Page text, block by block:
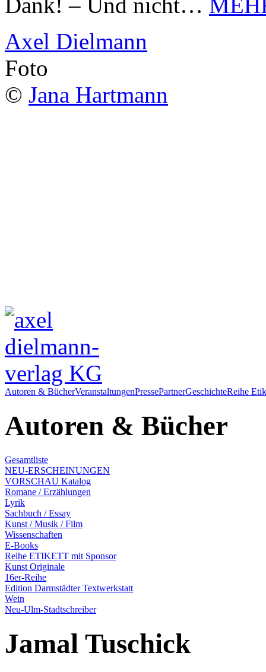
Axel Dielmann
Foto
© Jana Hartmann
Autoren & BücherVeranstaltungenPressePartnerGeschichteReihe
Autoren & Bücher
Gesamtliste
NEU-ERSCHEINUNGEN
VORSCHAU Katalog
Romane / Erzählungen
Lyrik
Sachbuch / Essay
Kunst / Musik / Film
Wissenschaften
E-Books
Reihe ETIKETT mit Sponsor
Kunst Originale
16er-Reihe
Edition Darmstädter Textwerkstatt
Wein
Neu-Ulm-Stadtschreiber
Jamal Tuschick